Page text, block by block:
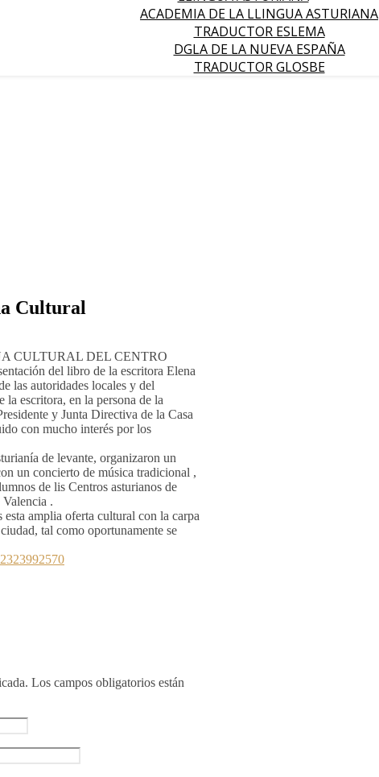
ACADEMIA DE LA LLINGUA ASTURIANA
TRADUCTOR ESLEMA
DGLA DE LA NUEVA ESPAÑA
TRADUCTOR GLOSBE
Cultural
CULTURAL DEL CENTRO
del libro de la escritora Elena
las autoridades locales y del
escritora, en la persona de la
y Junta Directiva de la Casa
con mucho interés por los
de levante, organizaron un
un concierto de música tradicional ,
de lis Centros asturianos de
.
amplia oferta cultural con la carpa
tal como oportunamente se
Los campos obligatorios están